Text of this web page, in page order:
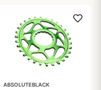
ABSOLUTEBLACK